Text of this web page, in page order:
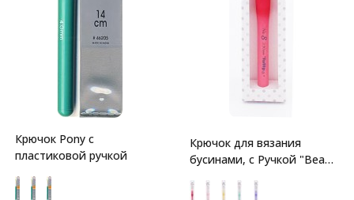
Крючок Pony с
пластиковой ручкой
Крючок для вязания
бусинами, с Ручкой "Bead